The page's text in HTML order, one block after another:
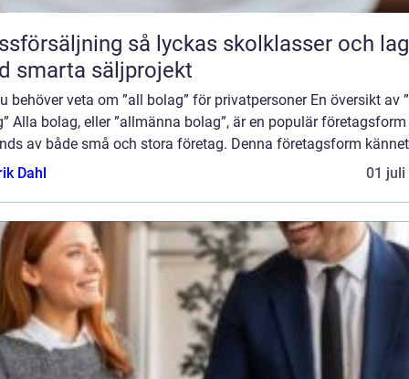
så lyckas skolklasser och lag
smarta säljprojekt
behöver veta om ”all bolag” för privatpersoner En översikt av
Alla bolag, eller ”allmänna bolag”, är en populär
av både små och stora företag. Denna företagsform
Dahl
01 juli